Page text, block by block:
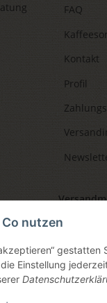
nutzen
Einstellung
FAQ
Kontakt
Profil